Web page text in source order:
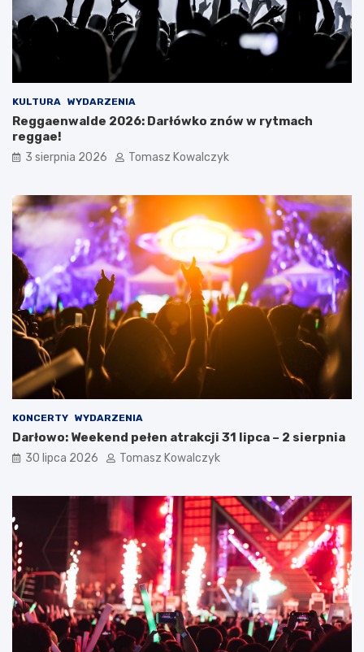
KULTURA WYDARZENIA
Reggaenwalde 2026: Darłówko znów w rytmach
reggae!
3 sierpnia 2026 Tomasz Kowalczyk
KONCERTY WYDARZENIA
Darłowo: Weekend pełen atrakcji 31 lipca – 2 sierpnia
30 lipca 2026 Tomasz Kowalczyk